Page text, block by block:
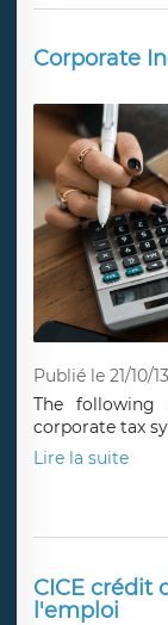
Corporate
Publié le 21/10/13
The
corporate tax
Lire la suite
CICE crédit
l'emploi